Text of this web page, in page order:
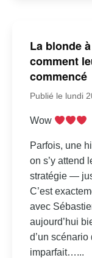
La blonde
comment
commencé
Publié le lundi
Wow
Parfois, une
on s’y attend
stratégie —
C’est
avec
aujourd’hui
d’un
imparfait…...